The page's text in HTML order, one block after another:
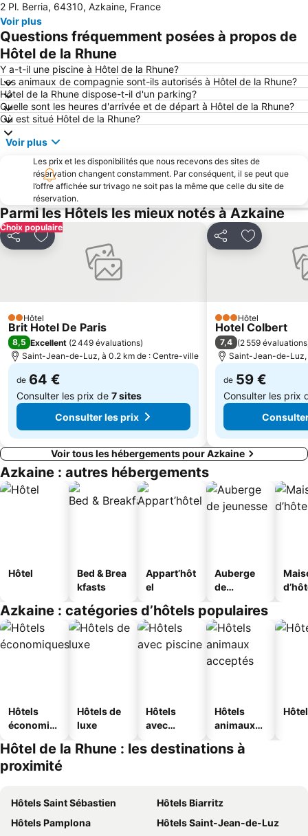
Port des Landes
La Grande Plage
Centro
La Côte des Basques
Plage du Port Vieux
De la Concha
Gare du Nord de Saint Sébastien
Aéroport de Saint-Sébastien
La Fête du Piment d'Espelette
Mont Igueldo
Casino Barrière de Biarritz
Plage La Milady
Port de plaisance d'Hendaye
Zarautz
Aquarium de San Sebastián
Gros
Le Port Vieux
Puerto de Pasajes
Centre historique
Akartegi
Plage du Miramar
Rocher de la Vierge
Quais de la Nive
Playa de Monte Igeldo
Circuits Découvertes Centre Ville
Cathédrale Sainte-Marie
Grottes de Zugarramurdiko
Thermes La Perle
Carnaval de Tolède
Casco Antiguo
De l'Estacade
2 Pl. Berria, 64310, Azkaine, France
Voir plus
Questions fréquemment posées à propos de
Hôtel de la Rhune
Y a-t-il une piscine à Hôtel de la Rhune?
Les animaux de compagnie sont-ils autorisés à Hôtel de la Rhune?
Hôtel de la Rhune dispose-t-il d'un parking?
Quelle sont les heures d'arrivée et de départ à Hôtel de la Rhune?
Où est situé Hôtel de la Rhune?
Voir plus
Les prix et les disponibilités que nous recevons des sites de
réservation changent constamment. Par conséquent, il se peut que
l’offre affichée sur trivago ne soit pas la même que celle du site de
réservation.
Parmi les Hôtels les mieux notés à Azkaine
Choix populaire
PartagerAjouter à mes favoris
2 Étoiles
Hôtel
Brit Hotel De Paris
8,5 Excellent (2 449 évaluations)
Saint-Jean-de-Luz, à 0.2 km de : Centre-ville
de 64 €
Consulter les prix de 7 sites
Consulter les prix
PartagerAjouter à
3 Étoiles
Hôtel
Hotel Colbert
7,4 (2 559 évaluations
Saint-Jean-de-Luz,
de 59 €
Consulter les prix
Voir tous les hébergements pour Azkaine
Azkaine : autres hébergements
Hôtel
Bed & Brea
kfasts
Appart’hôt
el
Auberge
de
Azkaine : catégories d’hôtels populaires
Hôtels
économiq
Hôtels de
luxe
Hôtels
avec
Hôtels
animaux
Hôtel de la Rhune : les destinations à
proximité
Hôtels Saint Sébastien
Hôtels Biarritz
Hôtels Pamplona
Hôtels Saint-Jean-de-Luz